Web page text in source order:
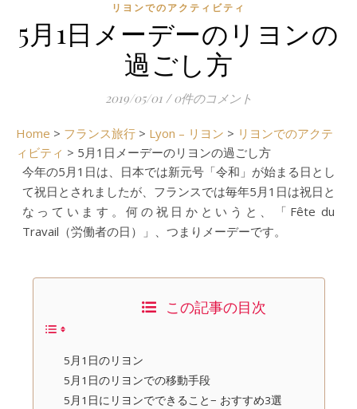
リヨンでのアクティビティ
5月1日メーデーのリヨンの
過ごし方
2019/05/01 / 0件のコメント
Home > フランス旅行 > Lyon – リヨン > リヨンでのアクテ
ィビティ > 5月1日メーデーのリヨンの過ごし方
今年の5月1日は、日本では新元号「令和」が始まる日とし
て祝日とされましたが、フランスでは毎年5月1日は祝日と
なっています。何の祝日かというと、「Fête du
Travail（労働者の日）」、つまりメーデーです。
この記事の目次
5月1日のリヨン
5月1日のリヨンでの移動手段
5月1日にリヨンでできること− おすすめ3選